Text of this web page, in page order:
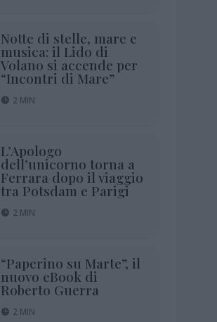
Notte di stelle, mare e
musica: il Lido di
Volano si accende per
“Incontri di Mare”
2 MIN
L’Apologo
dell’unicorno torna a
Ferrara dopo il viaggio
tra Potsdam e Parigi
2 MIN
“Paperino su Marte”, il
nuovo eBook di
Roberto Guerra
2 MIN